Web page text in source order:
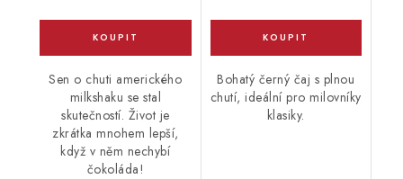
Sen o chuti amerického
milkshaku se stal
skutečností. Život je
zkrátka mnohem lepší,
když v něm nechybí
čokoláda!
Bohatý černý čaj s plnou
chutí, ideální pro milovníky
klasiky.